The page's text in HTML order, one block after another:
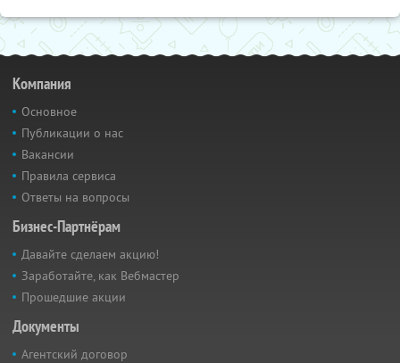
Компания
Основное
Публикации о нас
Вакансии
Правила сервиса
Ответы на вопросы
Бизнес-Партнёрам
Давайте сделаем акцию!
Заработайте, как Вебмастер
Прошедшие акции
Документы
Агентский договор